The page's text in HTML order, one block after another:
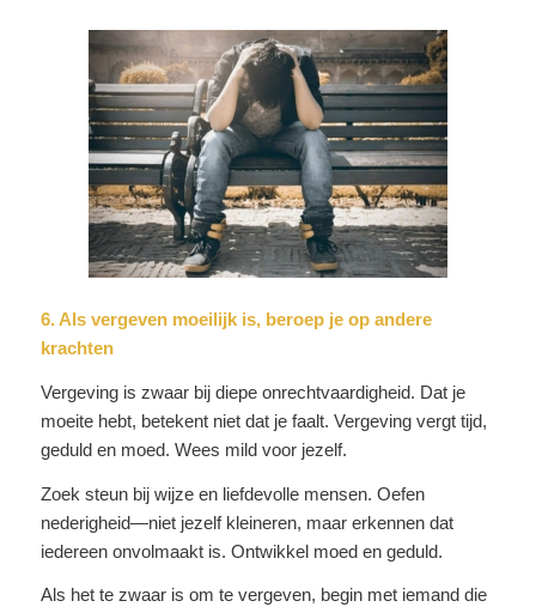
6. Als vergeven moeilijk is, beroep je op andere
krachten
Vergeving is zwaar bij diepe onrechtvaardigheid. Dat je
moeite hebt, betekent niet dat je faalt. Vergeving vergt tijd,
geduld en moed. Wees mild voor jezelf.
Zoek steun bij wijze en liefdevolle mensen. Oefen
nederigheid—niet jezelf kleineren, maar erkennen dat
iedereen onvolmaakt is. Ontwikkel moed en geduld.
Als het te zwaar is om te vergeven, begin met iemand die